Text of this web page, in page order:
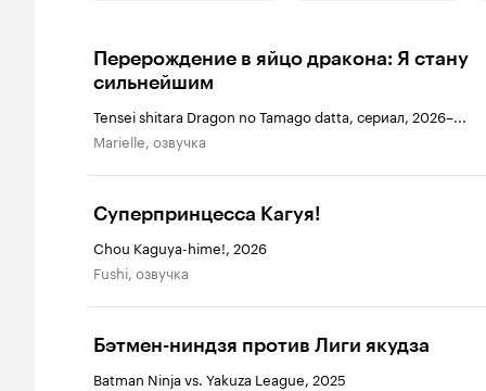
Перерождение в яйцо дракона: Я стану
сильнейшим
Tensei shitara Dragon no Tamago datta, сериал, 2026–...
Marielle, озвучка
Суперпринцесса Кагуя!
Chou Kaguya-hime!, 2026
Fushi, озвучка
Бэтмен-ниндзя против Лиги якудза
Batman Ninja vs. Yakuza League, 2025